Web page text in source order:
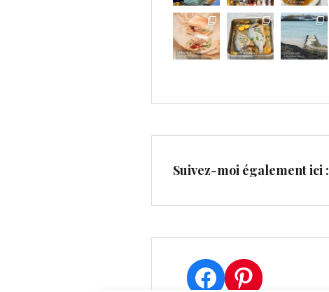
Suivez-moi également ici :
Facebook
Pinterest